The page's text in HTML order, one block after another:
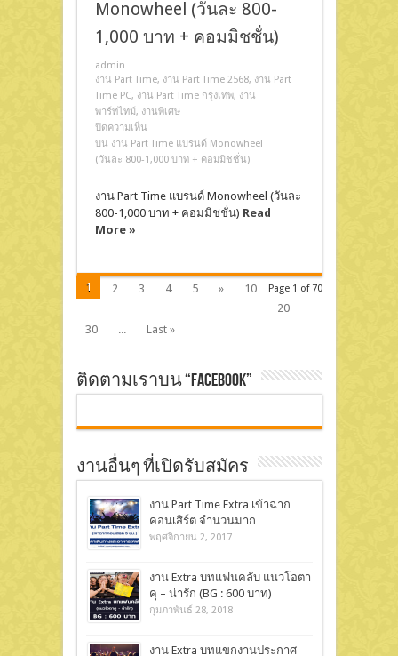
Monowheel (วันละ 800-
1,000 บาท + คอมมิชชั่น)
admin
งาน Part Time, งาน Part Time 2568, งาน Part
Time PC, งาน Part Time กรุงเทพ, งาน
พาร์ทไทม์, งานพิเศษ
ปิดความเห็น
บน งาน Part Time แบรนด์ Monowheel
(วันละ 800-1,000 บาท + คอมมิชชั่น)
งาน Part Time แบรนด์ Monowheel (วันละ
800-1,000 บาท + คอมมิชชั่น) Read
More »
Page 1 of 70
1 2 3 4 5 »
10
20
30
... Last »
ติดตามเราบน “Facebook”
งานอื่นๆ ที่เปิดรับสมัคร
งาน Part Time Extra เข้าฉาก
คอนเสิร์ต จำนวนมาก
พฤศจิกายน 2, 2017
งาน Extra บทแฟนคลับ แนวโอตา
คุ – น่ารัก (BG : 600 บาท)
กุมภาพันธ์ 28, 2018
งาน Extra บทแขกงานประกาศ